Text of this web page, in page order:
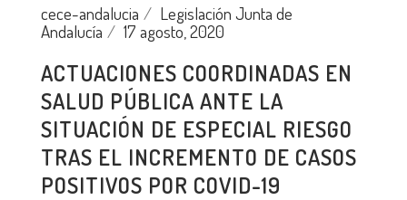
cece-andalucia
Legislación Junta de
Andalucía
17 agosto, 2020
ACTUACIONES COORDINADAS EN
SALUD PÚBLICA ANTE LA
SITUACIÓN DE ESPECIAL RIESGO
TRAS EL INCREMENTO DE CASOS
POSITIVOS POR COVID-19